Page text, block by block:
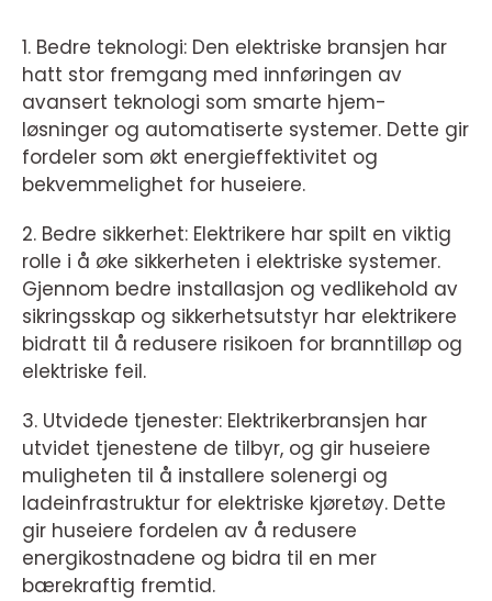
1. Bedre teknologi: Den elektriske bransjen har
hatt stor fremgang med innføringen av
avansert teknologi som smarte hjem-
løsninger og automatiserte systemer. Dette gir
fordeler som økt energieffektivitet og
bekvemmelighet for huseiere.
2. Bedre sikkerhet: Elektrikere har spilt en viktig
rolle i å øke sikkerheten i elektriske systemer.
Gjennom bedre installasjon og vedlikehold av
sikringsskap og sikkerhetsutstyr har elektrikere
bidratt til å redusere risikoen for branntilløp og
elektriske feil.
3. Utvidede tjenester: Elektrikerbransjen har
utvidet tjenestene de tilbyr, og gir huseiere
muligheten til å installere solenergi og
ladeinfrastruktur for elektriske kjøretøy. Dette
gir huseiere fordelen av å redusere
energikostnadene og bidra til en mer
bærekraftig fremtid.